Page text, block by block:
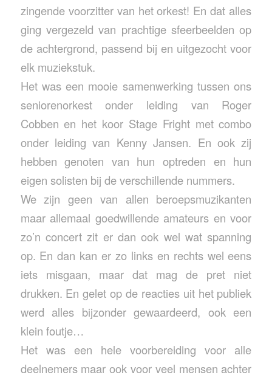
zingende voorzitter van het orkest! En dat alles
ging vergezeld van prachtige sfeerbeelden op
de achtergrond, passend bij en uitgezocht voor
elk muziekstuk.
Het was een mooie samenwerking tussen ons
seniorenorkest onder leiding van Roger
Cobben en het koor Stage Fright met combo
onder leiding van Kenny Jansen. En ook zij
hebben genoten van hun optreden en hun
eigen solisten bij de verschillende nummers.
We zijn geen van allen beroepsmuzikanten
maar allemaal goedwillende amateurs en voor
zo’n concert zit er dan ook wel wat spanning
op. En dan kan er zo links en rechts wel eens
iets misgaan, maar dat mag de pret niet
drukken. En gelet op de reacties uit het publiek
werd alles bijzonder gewaardeerd, ook een
klein foutje…
Het was een hele voorbereiding voor alle
deelnemers maar ook voor veel mensen achter